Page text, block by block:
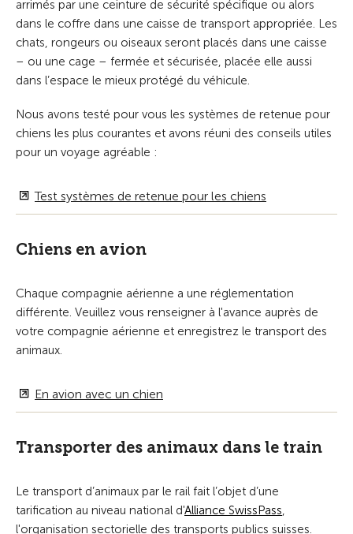
arrimés par une ceinture de sécurité spécifique ou alors
dans le coffre dans une caisse de transport appropriée. Les
chats, rongeurs ou oiseaux seront placés dans une caisse
– ou une cage – fermée et sécurisée, placée elle aussi
dans l’espace le mieux protégé du véhicule.
Nous avons testé pour vous les systèmes de retenue pour
chiens les plus courantes et avons réuni des conseils utiles
pour un voyage agréable :
Test systèmes de retenue pour les chiens
Chiens en avion
Chaque compagnie aérienne a une réglementation
différente. Veuillez vous renseigner à l'avance auprès de
votre compagnie aérienne et enregistrez le transport des
animaux.
En avion avec un chien
Transporter des animaux dans le train
Le transport d’animaux par le rail fait l’objet d’une
tarification au niveau national d'Alliance SwissPass,
l'organisation sectorielle des transports publics suisses.